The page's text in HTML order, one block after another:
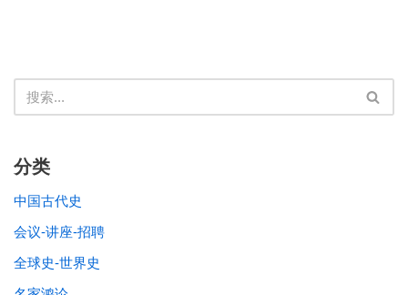
分类
中国古代史
会议-讲座-招聘
全球史-世界史